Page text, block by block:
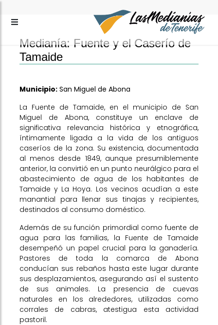
Medianía: Fuente y el Caserío de
Tamaide
Municipio: San Miguel de Abona
La Fuente de Tamaide, en el municipio de San
Miguel de Abona, constituye un enclave de
significativa relevancia histórica y etnográfica,
íntimamente ligada a la vida de los antiguos
caseríos de la zona. Su existencia, documentada
al menos desde 1849, aunque presumiblemente
anterior, la convirtió en un punto neurálgico para el
abastecimiento de agua de los habitantes de
Tamaide y La Hoya. Los vecinos acudían a este
manantial para llenar sus tinajas y recipientes,
destinados al consumo doméstico.
Además de su función primordial como fuente de
agua para las familias, la Fuente de Tamaide
desempeñó un papel crucial para la ganadería.
Pastores de toda la comarca de Abona
conducían sus rebaños hasta este lugar durante
sus desplazamientos, asegurando así el sustento
de sus animales. La presencia de cuevas
naturales en los alrededores, utilizadas como
corrales de cabras, atestigua esta actividad
pastoril.